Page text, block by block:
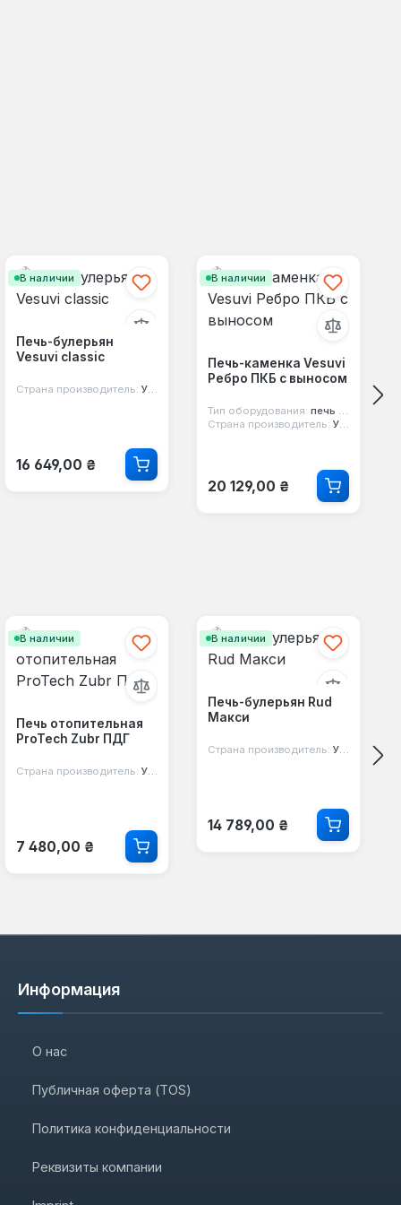
В наличии
Печь-булерьян
Vesuvi classic
Страна производитель: Украина
Обычная цена:
16 649,00 ₴
В наличии
Печь-каменка Vesuvi
Ребро ПКБ с выносом
Тип оборудования: печь для сауны
Страна производитель: Украина
Обычная цена:
20 129,00 ₴
В наличии
Печь отопительная
ProTech Zubr ПДГ
Страна производитель: Украина
Обычная цена:
7 480,00 ₴
В наличии
Печь-булерьян Rud
Макси
Страна производитель: Украина
Обычная цена:
14 789,00 ₴
Информация
О нас
Публичная оферта (TOS)
Политика конфиденциальности
Реквизиты компании